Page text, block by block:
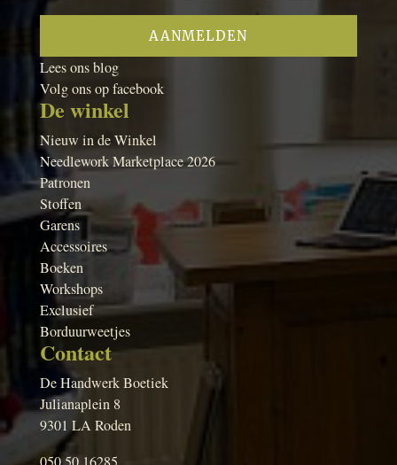
Lees ons blog
Volg ons op facebook
De winkel
Nieuw in de Winkel
Needlework Marketplace 2026
Patronen
Stoffen
Garens
Accessoires
Boeken
Workshops
Exclusief
Borduurweetjes
Contact
De Handwerk Boetiek
Julianaplein 8
9301 LA Roden